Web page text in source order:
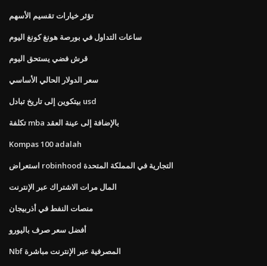
تؤثر خيارات تقسيم الأسهم
ساعات التداول في بورصة هونغ كونغ اليوم
قرش فضي يستحق اليوم
سعر الدولار الحالي الأساسي
بيتكوين إلى تاريخ تبادل usd
تكلفة mba بالإضافة إلى عينة العقد
Kompas 100 adalah
استعراض robinhood التجارية في المملكة المتحدة
المال مرات الاشتراك عبر الإنترنت
منصات النفط في أذربيجان
أفضل سعر صرف باليورو
Nbf المصرفية عبر الإنترنت مباشرة